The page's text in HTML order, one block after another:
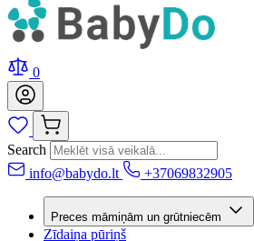
0
Search
info@babydo.lt
+37069832905
Preces māmiņām un grūtniecēm
Zīdaiņa pūriņš